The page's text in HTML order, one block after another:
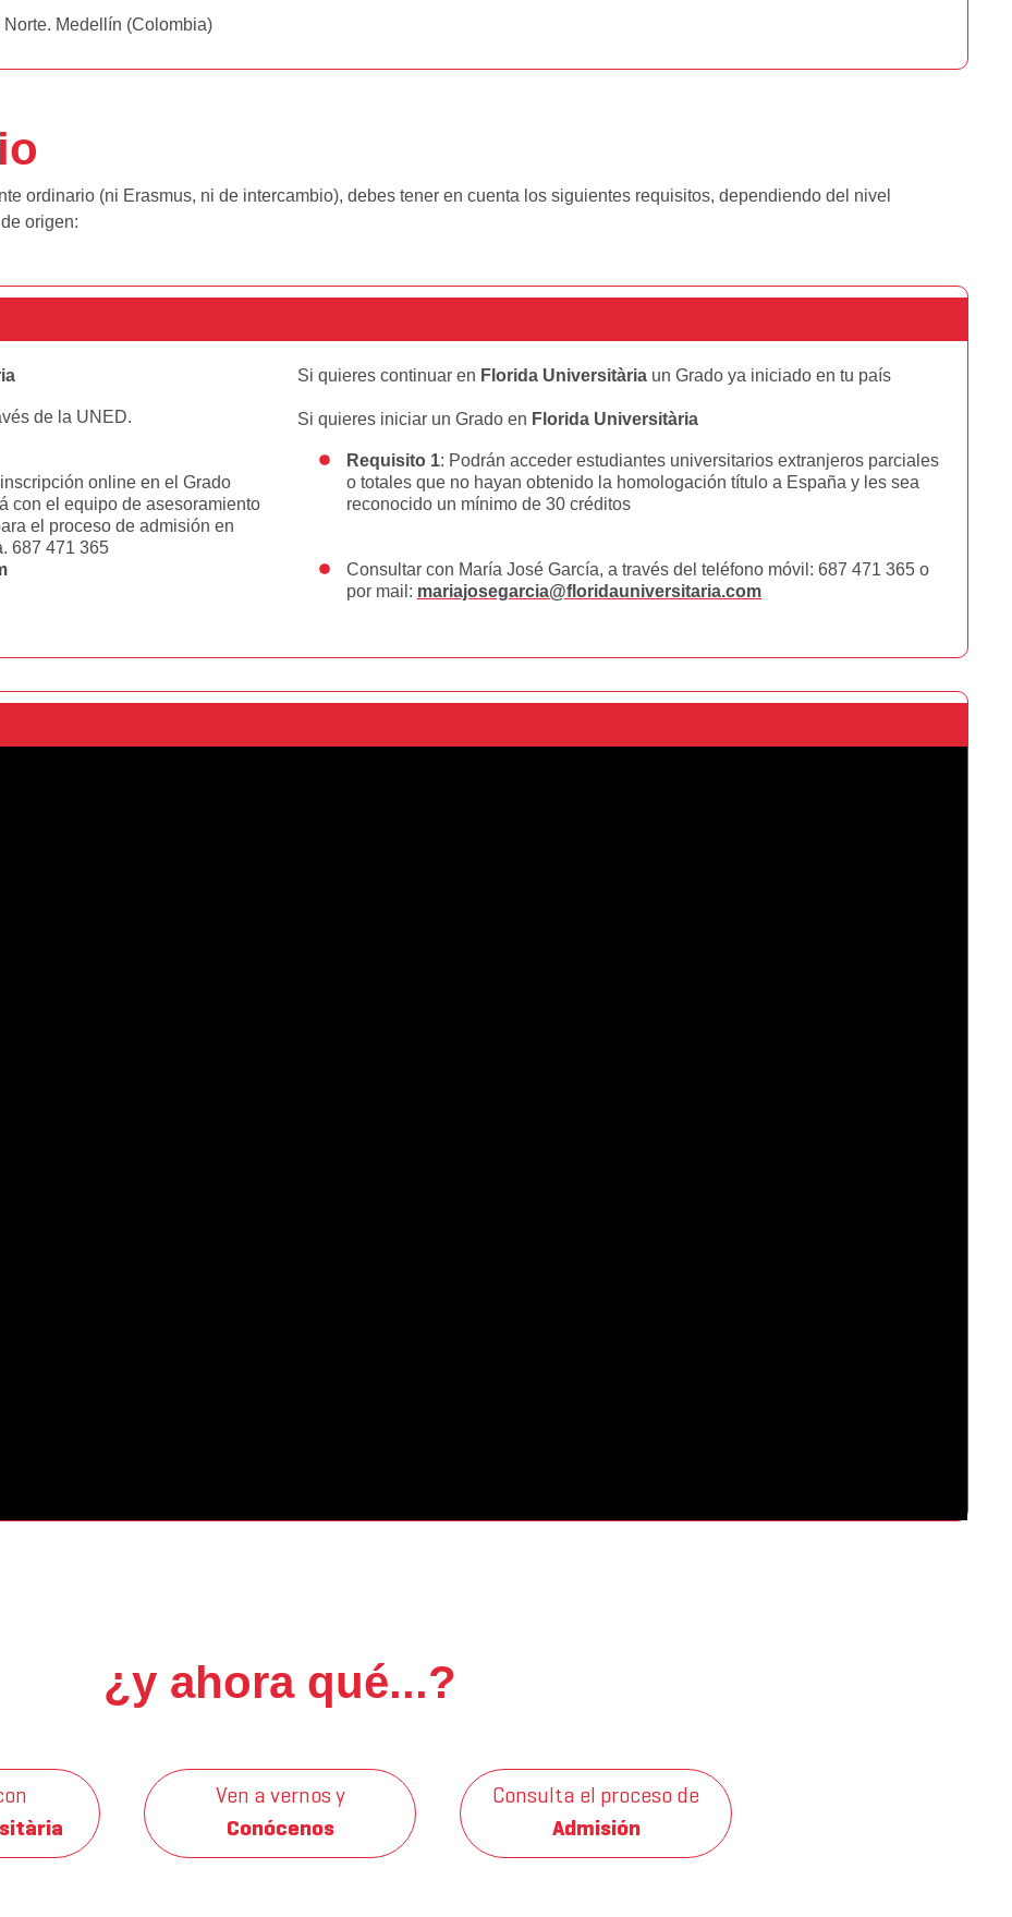
Medellín (Colombia)
ordinario (ni Erasmus, ni de intercambio), debes tener en cuenta los siguientes requisitos, dependiendo del nivel
origen:
de la UNED.
online en el Grado
con el equipo de asesoramiento
el proceso de admisión en
687 471 365
Si quieres continuar en Florida Universitària un Grado ya iniciado en tu país
Si quieres iniciar un Grado en Florida Universitària
Requisito 1: Podrán acceder estudiantes universitarios extranjeros parciales
o totales que no hayan obtenido la homologación título a España y les sea
reconocido un mínimo de 30 créditos
Consultar con María José García, a través del teléfono móvil: 687 471 365 o
por mail: mariajosegarcia@floridauniversitaria.com
¿y ahora qué...?
Ven a vernos y
Conócenos
Consulta el proceso de
Admisión